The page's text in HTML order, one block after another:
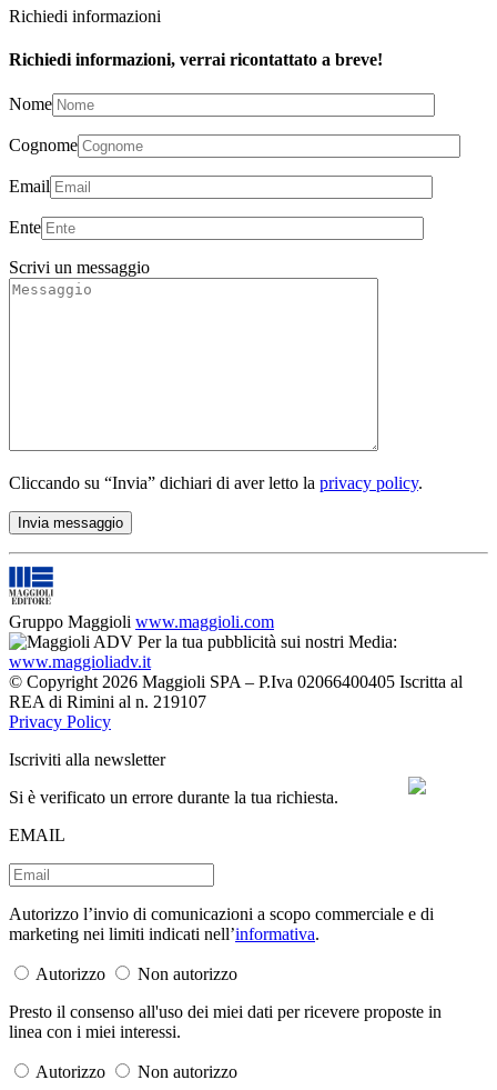
Richiedi informazioni
Richiedi informazioni, verrai ricontattato a breve!
Nome
Cognome
Email
Ente
Scrivi un messaggio
Cliccando su “Invia” dichiari di aver letto la privacy policy.
Gruppo Maggioli www.maggioli.com
Per la tua pubblicità sui nostri Media:
www.maggioliadv.it
© Copyright 2026 Maggioli SPA – P.Iva 02066400405 Iscritta al
REA di Rimini al n. 219107
Privacy Policy
Iscriviti alla newsletter
Si è verificato un errore durante la tua richiesta.
EMAIL
Autorizzo l’invio di comunicazioni a scopo commerciale e di
marketing nei limiti indicati nell’informativa.
Autorizzo
Non autorizzo
Presto il consenso all'uso dei miei dati per ricevere proposte in
linea con i miei interessi.
Autorizzo
Non autorizzo